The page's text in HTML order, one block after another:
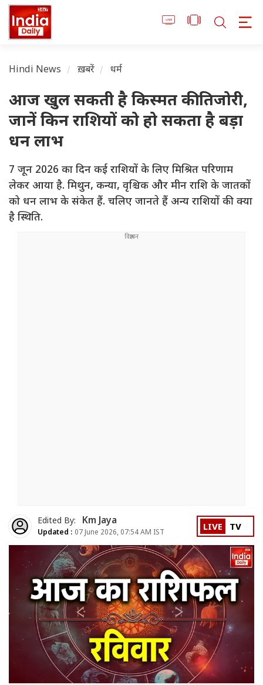
Hindi News ख़बरें धर्म
आज खुल सकती है किस्मत की तिजोरी,
जानें किन राशियों को हो सकता है बड़ा
धन लाभ
7 जून 2026 का दिन कई राशियों के लिए मिश्रित परिणाम
लेकर आया है. मिथुन, कन्या, वृश्चिक और मीन राशि के जातकों
को धन लाभ के संकेत हैं. चलिए जानते हैं अन्य राशियों की क्या
है स्थिति.
Edited By: Km Jaya
Updated : 07 June 2026, 07:54 AM IST LIVE TV